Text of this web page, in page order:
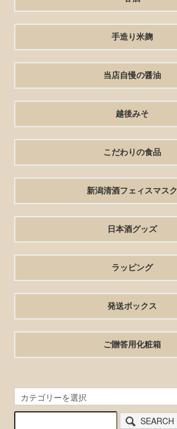
手造り米麹
当店自慢の醤油
越後みそ
こだわりの食品
新潟清酒フェィスマスク
日本酒グッズ
ラッピング
発送ボックス
ご贈答用化粧箱
SEARCH